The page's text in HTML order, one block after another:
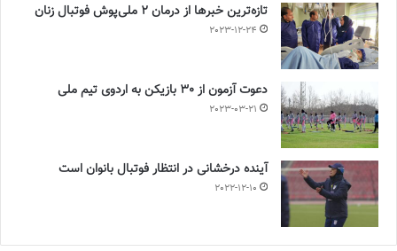
تازه‌ترین خبرها از درمان ۲ ملی‌پوش فوتبال زنان
2023-12-24
دعوت آزمون از 30 بازیکن به اردوی تیم ملی
2023-03-21
آینده درخشانی در انتظار فوتبال بانوان است
2022-12-10